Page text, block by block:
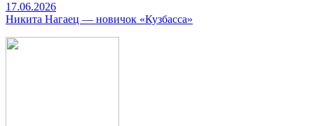
17.06.2026
Никита Нагаец — новичок «Кузбасса»